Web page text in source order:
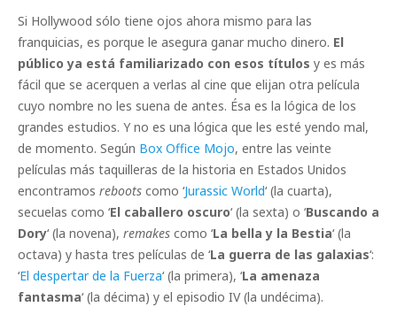
Si Hollywood sólo tiene ojos ahora mismo para las
franquicias, es porque le asegura ganar mucho dinero. El
público ya está familiarizado con esos títulos y es más
fácil que se acerquen a verlas al cine que elijan otra película
cuyo nombre no les suena de antes. Ésa es la lógica de los
grandes estudios. Y no es una lógica que les esté yendo mal,
de momento. Según Box Office Mojo, entre las veinte
películas más taquilleras de la historia en Estados Unidos
encontramos reboots como ‘Jurassic World‘ (la cuarta),
secuelas como ‘El caballero oscuro‘ (la sexta) o ‘Buscando a
Dory‘ (la novena), remakes como ‘La bella y la Bestia‘ (la
octava) y hasta tres películas de ‘La guerra de las galaxias‘:
‘El despertar de la Fuerza‘ (la primera), ‘La amenaza
fantasma‘ (la décima) y el episodio IV (la undécima).